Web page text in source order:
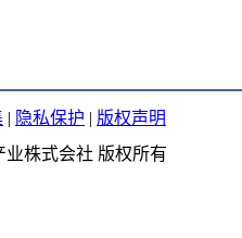
| 隐私保护 | 版权声明
业株式会社 版权所有